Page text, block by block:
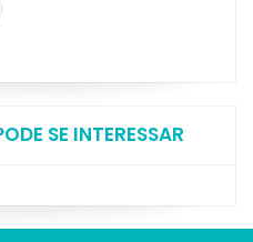
SE INTERESSAR